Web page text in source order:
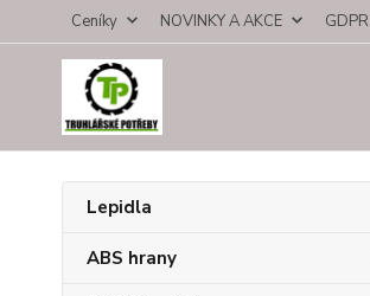
Ceníky NOVINKY A AKCE GDPR
Lepidla
ABS hrany